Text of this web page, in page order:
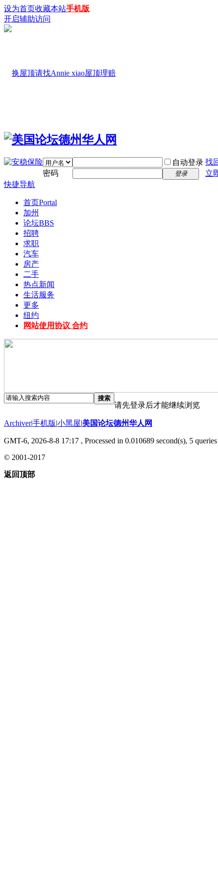
设为首页收藏本站手机版
开启辅助访问
自动登录 找
密码
登录
立
快捷导航
首页Portal
加州
论坛BBS
招聘
求职
汽车
房产
二手
热点新闻
生活服务
更多
纽约
网站使用协议 合约
搜索
请先登录后才能继续浏览
Archiver|手机版|小黑屋|美国论坛德州华人网
GMT-6, 2026-8-8 17:17 , Processed in 0.010689 second(s), 5
© 2001-2017
返回顶部